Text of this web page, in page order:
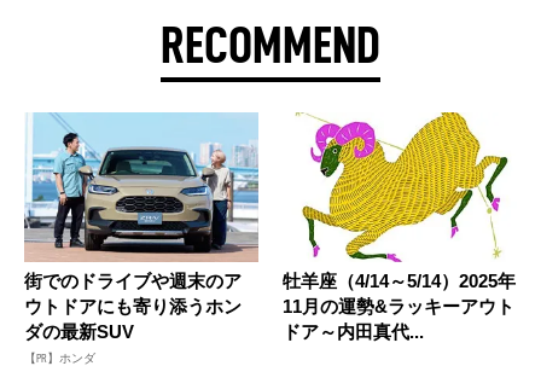
RECOMMEND
街でのドライブや週末のア
ウトドアにも寄り添うホン
ダの最新SUV
【PR】ホンダ
牡羊座（4/14～5/14）2025年
11月の運勢&ラッキーアウト
ドア～内田真代...